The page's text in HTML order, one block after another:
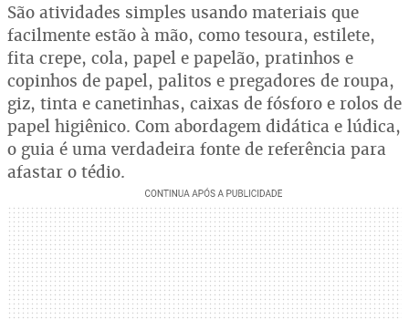
São atividades simples usando materiais que
facilmente estão à mão, como tesoura, estilete,
fita crepe, cola, papel e papelão, pratinhos e
copinhos de papel, palitos e pregadores de roupa,
giz, tinta e canetinhas, caixas de fósforo e rolos de
papel higiênico. Com abordagem didática e lúdica,
o guia é uma verdadeira fonte de referência para
afastar o tédio.